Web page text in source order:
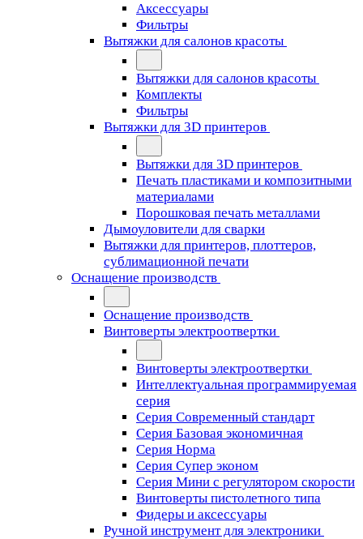
Аксессуары
Фильтры
Вытяжки для салонов красоты
Вытяжки для салонов красоты
Комплекты
Фильтры
Вытяжки для 3D принтеров
Вытяжки для 3D принтеров
Печать пластиками и композитными
материалами
Порошковая печать металлами
Дымоуловители для сварки
Вытяжки для принтеров, плоттеров,
сублимационной печати
Оснащение производств
Оснащение производств
Винтоверты электроотвертки
Винтоверты электроотвертки
Интеллектуальная программируемая
серия
Серия Современный стандарт
Серия Базовая экономичная
Серия Норма
Серия Cупер эконом
Серия Мини с регулятором скорости
Винтоверты пистолетного типа
Фидеры и аксессуары
Ручной инструмент для электроники